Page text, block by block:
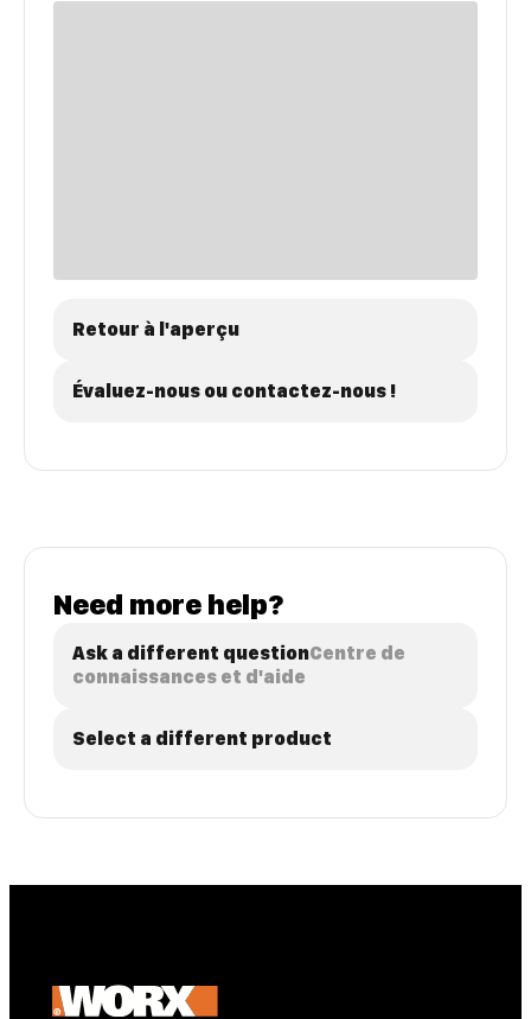
Retour à l'aperçu
Évaluez-nous ou contactez-nous !
Need more help?
Ask a different questionCentre de
connaissances et d'aide
Select a different product